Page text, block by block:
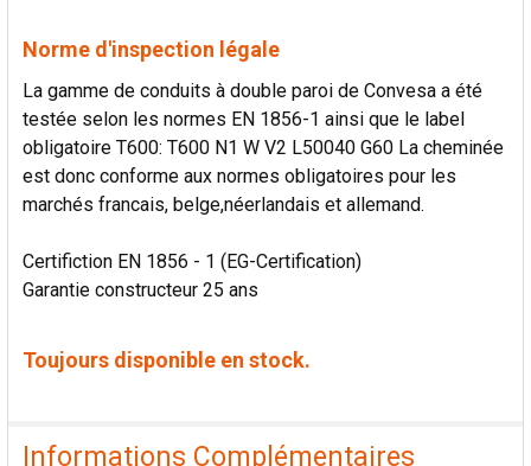
Norme d'inspection légale
La gamme de conduits à double paroi de Convesa a été
testée selon les normes EN 1856-1 ainsi que le label
obligatoire T600: T600 N1 W V2 L50040 G60 La cheminée
est donc conforme aux normes obligatoires pour les
marchés francais, belge,néerlandais et allemand.
Certifiction EN 1856 - 1 (EG-Certification)
Garantie constructeur 25 ans
Toujours disponible en stock.
Informations Complémentaires